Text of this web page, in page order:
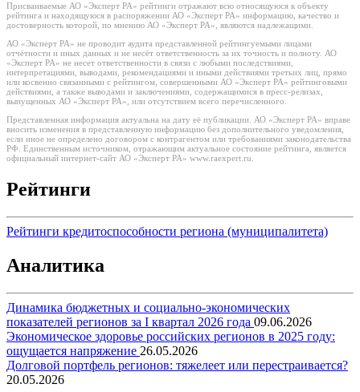
Присваиваемые АО «Эксперт РА» рейтинги отражают всю относящуюся к объекту
рейтинга и находящуюся в распоряжении АО «Эксперт РА» информацию, качество и
достоверность которой, по мнению АО «Эксперт РА», являются надлежащими.
АО «Эксперт РА» не проводит аудита представленной рейтингуемыми лицами
отчётности и иных данных и не несёт ответственность за их точность и полноту. АО
«Эксперт РА» не несет ответственности в связи с любыми последствиями,
интерпретациями, выводами, рекомендациями и иными действиями третьих лиц, прямо
или косвенно связанными с рейтингом, совершенными АО «Эксперт РА» рейтинговыми
действиями, а также выводами и заключениями, содержащимися в пресс-релизах,
выпущенных АО «Эксперт РА», или отсутствием всего перечисленного.
Представленная информация актуальна на дату её публикации. АО «Эксперт РА» вправе
вносить изменения в представленную информацию без дополнительного уведомления,
если иное не определено договором с контрагентом или требованиями законодательства
РФ. Единственным источником, отражающим актуальное состояние рейтинга, является
официальный интернет-сайт АО «Эксперт РА» www.raexpert.ru.
Рейтинги
Рейтинги кредитоспособности региона (муниципалитета)
Аналитика
Динамика бюджетных и социально-экономических
показателей регионов за I квартал 2026 года 09.06.2026
Экономическое здоровье российских регионов в 2025 году:
ощущается напряжение 26.05.2026
Долговой портфель регионов: тяжелеет или перестраивается?
20.05.2026